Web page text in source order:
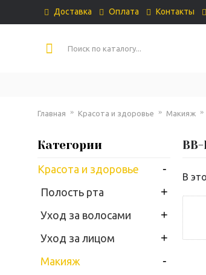
Доставка Оплата Контакты
Главная Красота и здоровье Макияж
Категории
Красота и здоровье -
Полость рта +
Уход за волосами +
Уход за лицом +
Макияж -
В